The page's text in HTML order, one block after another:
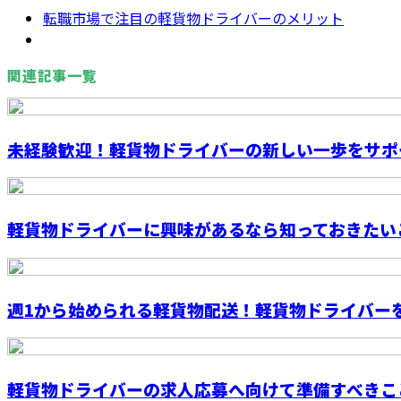
転職市場で注目の軽貨物ドライバーのメリット
関連記事一覧
未経験歓迎！軽貨物ドライバーの新しい一歩をサ
軽貨物ドライバーに興味があるなら知っておきたい
週1から始められる軽貨物配送！軽貨物ドライバー
軽貨物ドライバーの求人応募へ向けて準備すべきこ